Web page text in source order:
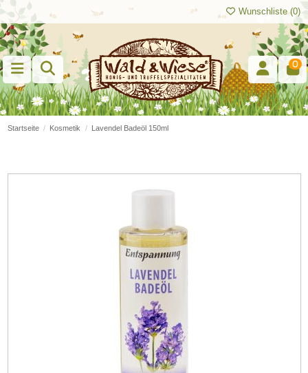
Wunschliste (0)
0
Startseite Kosmetik Lavendel Badeöl 150ml